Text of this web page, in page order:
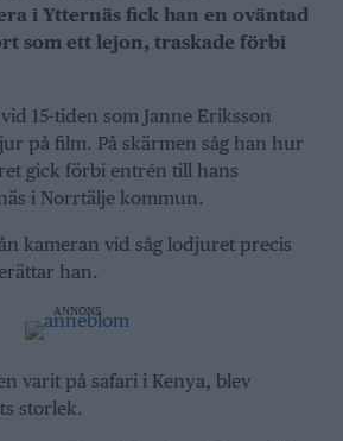
i Ytternäs fick han en oväntad
som ett lejon, traskade förbi
15-tiden som Janne Eriksson
på film. På skärmen såg han hur
gick förbi entrén till hans
i Norrtälje kommun.
kameran vid såg lodjuret precis
han.
ANNONS
varit på safari i Kenya, blev
storlek.